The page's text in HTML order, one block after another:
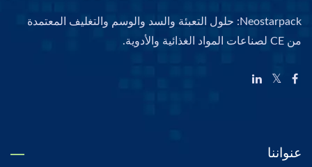
Neostarpack: حلول التعبئة والسد والوسم والتغليف المعتمدة
من CE لصناعات المواد الغذائية والأدوية.
عنواننا